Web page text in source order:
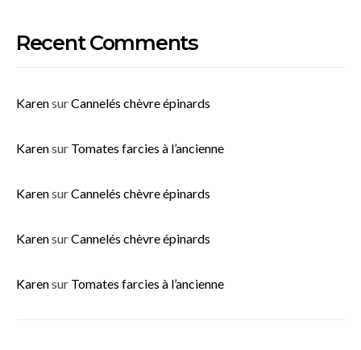
Recent Comments
KarensurCannelés chèvre épinards
Karensur Tomates farcies à l’ancienne
KarensurCannelés chèvre épinards
KarensurCannelés chèvre épinards
Karensur Tomates farcies à l’ancienne